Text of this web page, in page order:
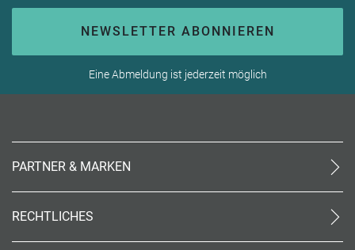
NEWSLETTER ABONNIEREN
Eine Abmeldung ist jederzeit möglich
PARTNER & MARKEN
meinreisespezialist
Reiseland
RECHTLICHES